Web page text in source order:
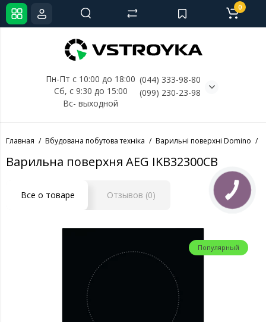
Пн-Пт с 10:00 до 18:00
Сб, с 9:30 до 15:00
Вс- выходной
(044) 333-98-80
(099) 230-23-98
0
Главная Вбудована побутова техніка Варильні поверхні Domino
Варильна поверхня AEG IKB32300CB
Все о товаре Отзывов (0)
Популярный
КНОПКА
СВЯЗИ